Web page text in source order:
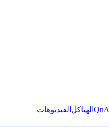
QnA الهياكل الفيديوهات